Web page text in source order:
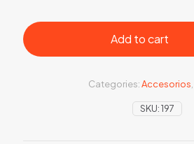
Add to cart
SKU:197
Categories:Accesorios